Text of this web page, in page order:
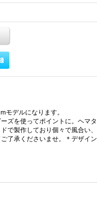
モデルになります。
ズを使ってポイントに。ヘマタ
で製作しており個々で風合い、
了承くださいませ。＊デザイン